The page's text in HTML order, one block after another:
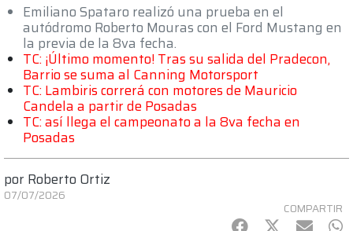
Emiliano Spataro realizó una prueba en el
autódromo Roberto Mouras con el Ford Mustang en
la previa de la 8va fecha.
TC: ¡Último momento! Tras su salida del Pradecon,
Barrio se suma al Canning Motorsport
TC: Lambiris correrá con motores de Mauricio
Candela a partir de Posadas
TC: así llega el campeonato a la 8va fecha en
Posadas
por Roberto Ortiz
07/07/2026
COMPARTIR
Facebook
Twitter
mail